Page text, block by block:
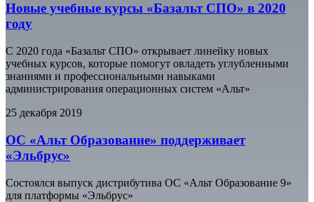
Новые учебные курсы «Базальт СПО» в 2020
году
С 2020 года «Базальт СПО» открывает линейку новых
учебных курсов, которые помогут овладеть углубленными
знаниями и профессиональными навыками
администрирования операционных систем «Альт»
25 декабря 2019
ОС «Альт Образование» поддерживает
«Эльбрус»
Состоялся выпуск дистрибутива ОС «Альт Образование 9»
для платформы «Эльбрус»